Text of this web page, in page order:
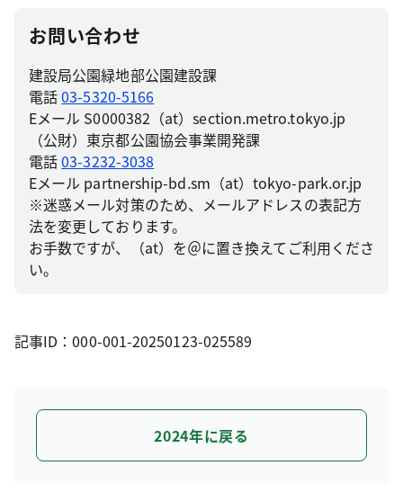
お問い合わせ
建設局公園緑地部公園建設課
電話03-5320-5166
Eメール S0000382（at）section.metro.tokyo.jp
（公財）東京都公園協会事業開発課
電話03-3232-3038
Eメール partnership-bd.sm（at）tokyo-park.or.jp
※迷惑メール対策のため、メールアドレスの表記方
法を変更しております。
お手数ですが、（at）を＠に置き換えてご利用くださ
い。
記事ID：000-001-20250123-025589
2024年に戻る